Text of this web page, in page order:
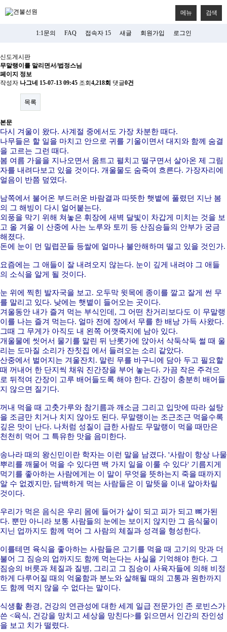
메뉴 검색
1:1문의 FAQ 접속자 15 새글 회원가입 로그인
신도게시판
무말랭이를 말리면서/법정스님
페이지 정보
작성자 나그네 15-07-13 09:45 조회 4,218회 댓글0건
목록
본문
다시 겨울이 왔다. 사계절 중에서도 가장 차분한 때다.
나무들은 할 일을 마치고 안으로 귀를 기울이면서 대지와 함께 숨결
을 고르는 그런 때다.
봄 여름 가을을 지나오면서 움트고 펼치고 떨구면서 살아온 제 그림
자를 내려다보고 있을 것이다. 개울물도 숨죽여 흐른다. 가장자리에
얼음이 반쯤 덮였다.
남쪽에서 불어온 부드러운 바람결과 따뜻한 햇볕에 풀렸던 지난 봄
의 그 해빙이 다시 얼어붙는다.
외풍을 막기 위해 쳐놓은 휘장에 새벽 달빛이 차갑게 미치는 것을 보
고 올 겨울 이 산중에 사는 노루와 토끼 등 산짐승들의 안부가 궁금
해졌다.
돈에 눈이 먼 밀렵꾼들 등쌀에 얼마나 불안해하며 떨고 있을 것인가.
요즘에는 그 애들이 잘 내려오지 않는다. 눈이 깊게 내려야 그 애들
의 소식을 알게 될 것이다.
눈 위에 찍힌 발자국을 보고. 오두막 윗목에 종이를 깔고 잘게 썬 무
를 말리고 있다. 낮에는 햇볕이 들어오는 곳이다.
겨울동안 내가 즐겨 먹는 부식인데, 그 어떤 찬거리보다도 이 무말랭
이를 나는 즐겨 먹는다. 얼마 전에 장에서 무를 한 배낭 가득 사왔다.
그때 그 무게가 아직도 내 왼쪽 어깻죽지에 남아 있다.
개울물에 씻어서 물기를 말린 뒤 난롯가에 앉아서 삭둑삭둑 썰 때 울
리는 도마질 소리가 잔칫집 에서 들려오는 소리 같았다.
산중에서 벌어지는 겨울잔치. 말린 무를 바구니에 담아 두고 필요할
때 꺼내어 한 단지씩 채워 진간장을 부어 놓는다. 가끔 작은 주걱으
로 뒤적여 간장이 고루 배어들도록 해야 한다. 간장이 충분히 배어들
지 않으면 질기다.
꺼내 먹을 때 고춧가루와 참기름과 깨소금 그리고 입맛에 따라 설탕
을 조금만 치거나 치지 않아도 된다. 무말랭이는 조근조근 먹을수록
깊은 맛이 난다. 나처럼 성질이 급한 사람도 무말랭이 먹을 때만은
천천히 먹어 그 특유한 맛을 음미한다.
송나라 때의 왕신민이란 학자는 이런 말을 남겼다. '사람이 항상 나물
뿌리를 깨물어 먹을 수 있다면 백 가지 일을 이룰 수 있다' 기름지게
먹기를 좋아하는 사람에게는 이 말이 무엇을 뜻하는지 죽을 때까지
알 수 없겠지만, 담백하게 먹는 사람들은 이 말뜻을 이내 알아차릴
것이다.
우리가 먹은 음식은 우리 몸에 들어가 살이 되고 피가 되고 뼈가된
다. 뿐만 아니라 보통 사람들의 눈에는 보이지 않지만 그 음식물이
지닌 업까지도 함께 먹어 그 사람의 체질과 성격을 형성한다.
이를테면 육식을 좋아하는 사람들은 고기를 먹을 때 고기의 맛과 더
불어 그 짐승의 업까지도 함께 먹는다는 사실을 기억해야 한다. 그
짐승의 버릇과 체질과 질병, 그리고 그 짐승이 사육자들에 의해 비정
하게 다루어질 때의 억울함과 분노와 살해될 때의 고통과 원한까지
도 함께 먹지 않을 수 없다는 말이다.
식생활 환경, 건강의 연관성에 대한 세계 일급 전문가인 존 로빈스가
쓴 <육식, 건강을 망치고 세상을 망친다>를 읽으면서 인간의 잔인성
을 보고 치가 떨렸다.